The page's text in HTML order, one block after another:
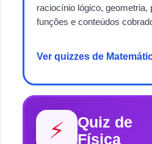
raciocínio lógico, geometria,
funções e conteúdos
Ver quizzes de
⚡
Quiz de
Física